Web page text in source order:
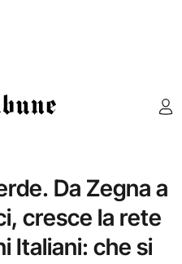
Da Zegna a
cresce la rete
Italiani: che si